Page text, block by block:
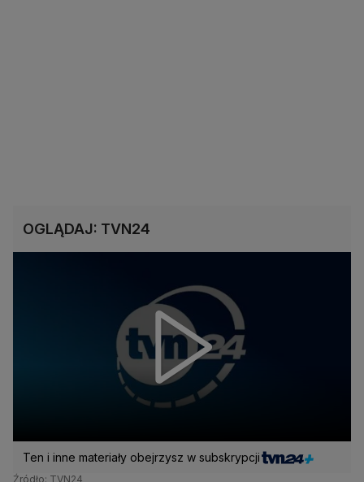
OGLĄDAJ: TVN24
Ten i inne materiały obejrzysz w subskrypcji
Źródło: TVN24